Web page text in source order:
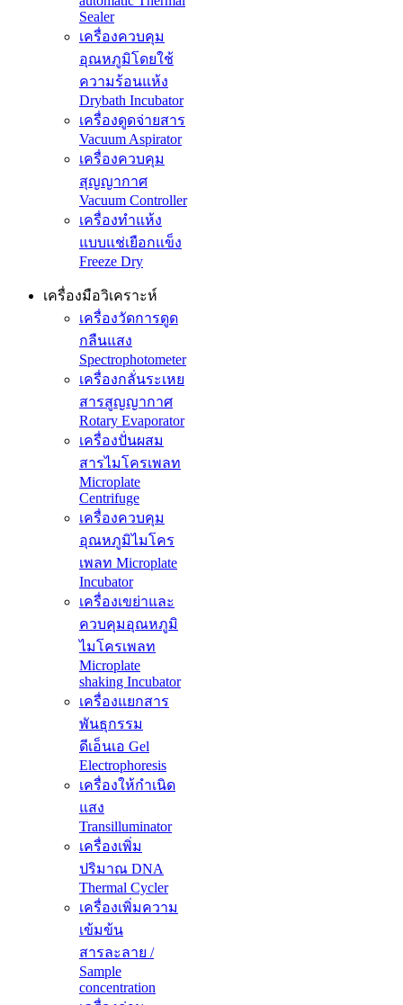
Sealer
เครื่องควบคุม
อุณหภูมิโดยใช้
ความร้อนแห้ง
Drybath Incubator
เครื่องดูดจ่ายสาร
Vacuum Aspirator
เครื่องควบคุม
สุญญากาศ
Vacuum Controller
เครื่องทำแห้ง
แบบแช่เยือกแข็ง
Freeze Dry
เครื่องมือวิเคราะห์
เครื่องวัดการดูด
กลืนแสง
Spectrophotometer
เครื่องกลั่นระเหย
สารสูญญากาศ
Rotary Evaporator
เครื่องปั่นผสม
สารไมโครเพลท
Microplate
Centrifuge
เครื่องควบคุม
อุณหภูมิไมโคร
เพลท Microplate
Incubator
เครื่องเขย่าและ
ควบคุมอุณหภูมิ
ไมโครเพลท
Microplate
shaking Incubator
เครื่องแยกสาร
พันธุกรรม
ดีเอ็นเอ Gel
Electrophoresis
เครื่องให้กำเนิด
แสง
Transilluminator
เครื่องเพิ่ม
ปริมาณ DNA
Thermal Cycler
เครื่องเพิ่มความ
เข้มข้น
สารละลาย /
Sample
concentration